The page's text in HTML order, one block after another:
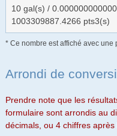
10 gal(s) /
1003309887.4266 pts3(s)
* Ce nombre est affiché avec une
Arrondi de
Prendre note que les
formulaire sont arrondis au
décimals, ou 4 chiffres après